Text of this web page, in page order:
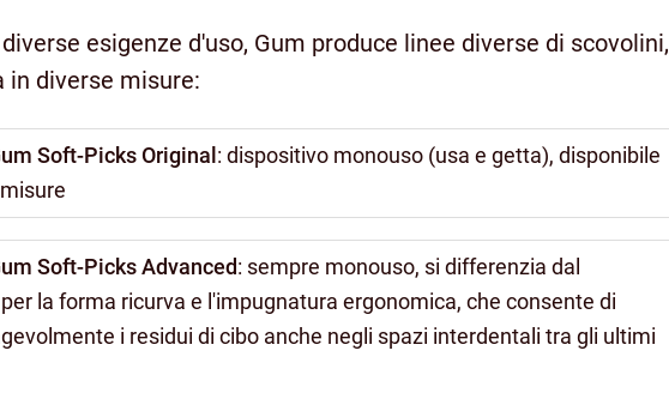
esigenze d'uso, Gum produce linee diverse di scovolini,
in diverse misure:
Soft-Picks Original : dispositivo monouso (usa e getta), disponibile
Soft-Picks Advanced: sempre monouso, si differenzia dal
la forma ricurva e l'impugnatura ergonomica, che consente di
i residui di cibo anche negli spazi interdentali tra gli ultimi